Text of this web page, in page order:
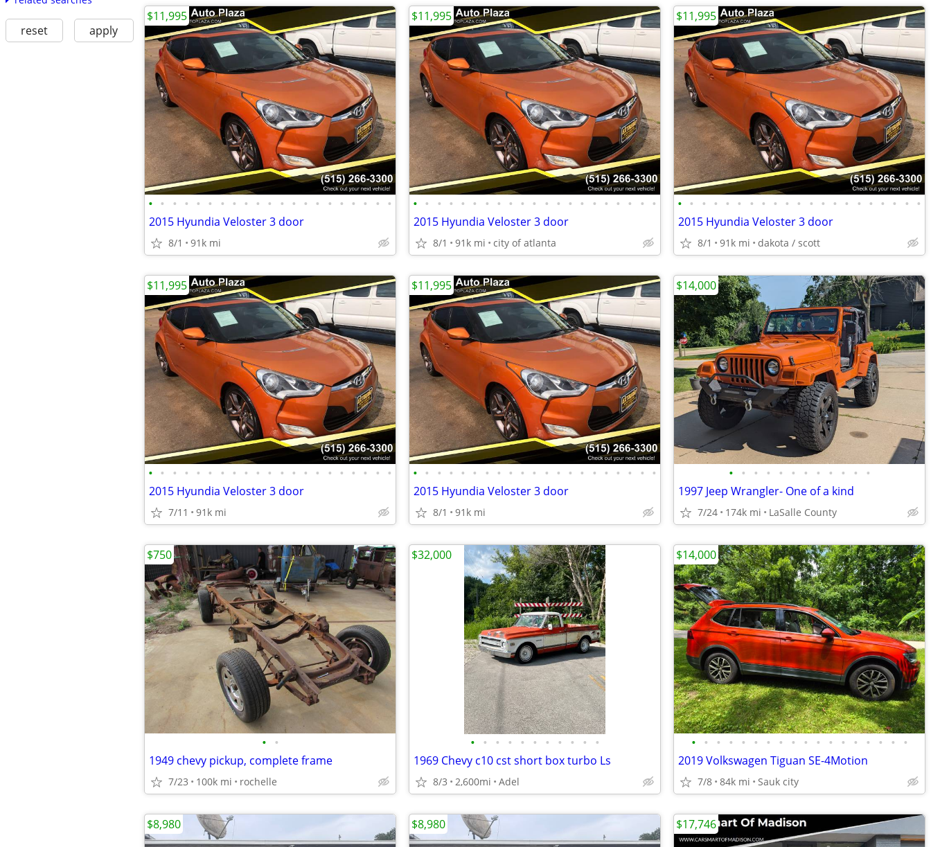
reset apply
• • • • • • • • • • • • • • • • • • • • •
2015 Hyundia Veloster 3 door
8/1 91k mi
$11,995
• • • • • • • • • • • • • • • • • • • • •
2015 Hyundia Veloster 3 door
8/1 91k mi city of atlanta
$11,995
• • • • • • • • • • • • • • • • • • • • •
2015 Hyundia Veloster 3 door
8/1 91k mi dakota / scott
$11,995
• • • • • • • • • • • • • • • • • • • • •
2015 Hyundia Veloster 3 door
7/11 91k mi
$11,995
• • • • • • • • • • • • • • • • • • • • •
2015 Hyundia Veloster 3 door
8/1 91k mi
$11,995
• • • • • • • • • • • •
1997 Jeep Wrangler- One of a kind
7/24 174k mi LaSalle County
$14,000
• •
1949 chevy pickup, complete frame
7/23 100k mi rochelle
$750
• • • • • • • • • • •
1969 Chevy c10 cst short box turbo Ls
8/3 2,600mi Adel
$32,000
• • • • • • • • • • • • • • • • • •
2019 Volkswagen Tiguan SE-4Motion
7/8 84k mi Sauk city
$14,000
$8,980 $8,980 $17,746